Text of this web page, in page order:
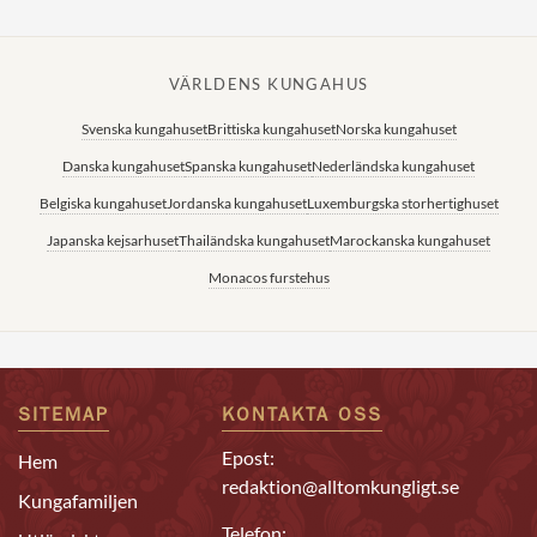
VÄRLDENS KUNGAHUS
Svenska kungahusetBrittiska kungahusetNorska kungahuset
Danska kungahusetSpanska kungahusetNederländska kungahuset
Belgiska kungahusetJordanska kungahusetLuxemburgska storhertighuset
Japanska kejsarhusetThailändska kungahusetMarockanska kungahuset
Monacos furstehus
SITEMAP
Hem
Kungafamiljen
KONTAKTA OSS
Epost:
redaktion@alltomkungligt.se